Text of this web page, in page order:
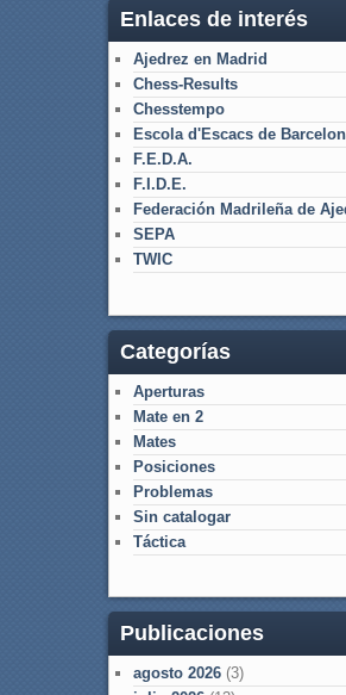
Enlaces de interés
Ajedrez en Madrid
Chess-Results
Chesstempo
Escola d'Escacs de
F.E.D.A.
F.I.D.E.
Federación Madrileña de
SEPA
TWIC
Categorías
Aperturas
Mate en 2
Mates
Posiciones
Problemas
Sin catalogar
Táctica
Publicaciones
agosto 2026(3)